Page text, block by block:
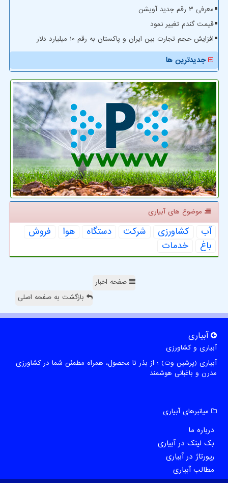
معرفی ۳ رقم جدید آویشن
قیمت گندم تغییر نمود
افزایش حجم تجارت بین ایران و پاکستان به رقم 10 میلیارد دلار
جدیدترین ها
موضوع های آبیاری
آب كشاورزی شركت دستگاه هوا
فروش
باغ
خدمات
صفحه اخبار
بازگشت به صفحه اصلی
آبیاری
آبیاری و کشاورزی
آبیاری (پرشین وت) ؛ از بذر تا محصول، همراه مطمئن شما در کشاورزی
مدرن و باغبانی هوشمند
میانبرهای آبیاری
درباره ما
بک لینک در آبیاری
رپورتاژ در آبیاری
مطالب آبیاری